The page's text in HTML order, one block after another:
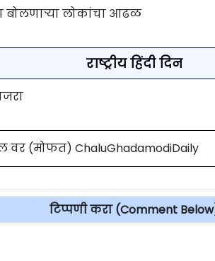
बोलणाऱ्या लोकांचा आढळ
राष्ट्रीय हिंदी दिन
वर (मोफत) ChaluGhadamodiDaily
टिप्पणी करा (Comment